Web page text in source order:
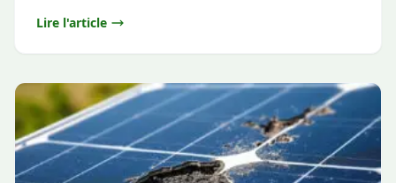
Lire l'article